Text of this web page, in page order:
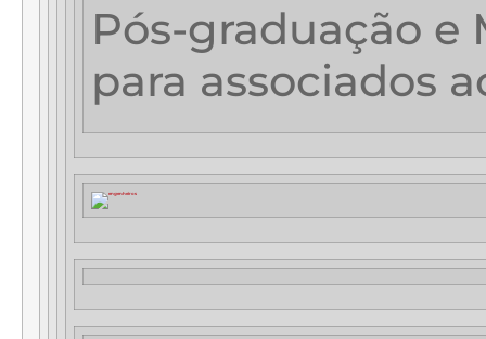
Pós-graduação e
para associados